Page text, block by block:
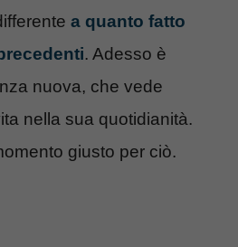
a quanto fatto
. Adesso è
nuova, che vede
nella sua quotidianità.
giusto per ciò.